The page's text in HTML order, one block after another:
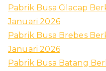
Pabrik Busa Cilacap
Januari 2026
Pabrik Busa Brebes
Januari 2026
Pabrik Busa Batang